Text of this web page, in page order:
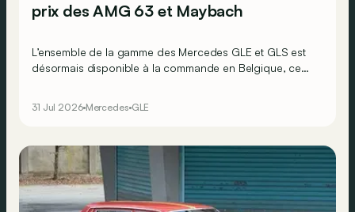
prix des AMG 63 et Maybach
L’ensemble de la gamme des Mercedes GLE et GLS est
désormais disponible à la commande en Belgique, ce
31 Jul 2026 Mercedes GLE